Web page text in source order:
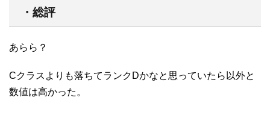
・総評
あらら？
Cクラスよりも落ちてランクDかなと思っていたら以外と
数値は高かった。